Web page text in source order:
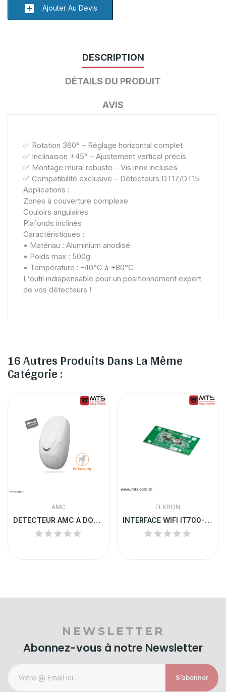
add_box Ajouter Au Devis
DESCRIPTION
DÉTAILS DU PRODUIT
AVIS
✅ Rotation 360° – Réglage horizontal complet
✅ Inclinaison ±45° – Ajustement vertical précis
✅ Montage mural robuste – Vis inox incluses
✅ Compatibilité exclusive – Détecteurs DT17/DT15
Applications :
Zones à couverture complexe
Couloirs angulaires
Plafonds inclinés
Caractéristiques :
• Matériau : Aluminium anodisé
• Poids max : 500g
• Température : -40°C à +80°C
L'outil indispensable pour un positionnement expert
de vos détecteurs !
16 Autres Produits Dans La Même
Catégorie :
AMC
DETECTEUR AMC A DOUBLE TECHNOLOGIE
ELKRON
INTERFACE WIFI IT700-WIFI
NEWSLETTER
Abonnez-vous à notre Newsletter
S’abonner